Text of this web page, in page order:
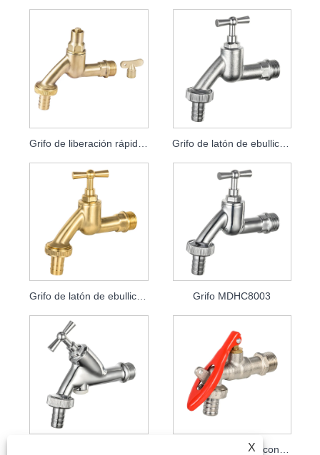
Grifo de latón de ebullición rápida MDHC8002 Grifo MDHC8003
X